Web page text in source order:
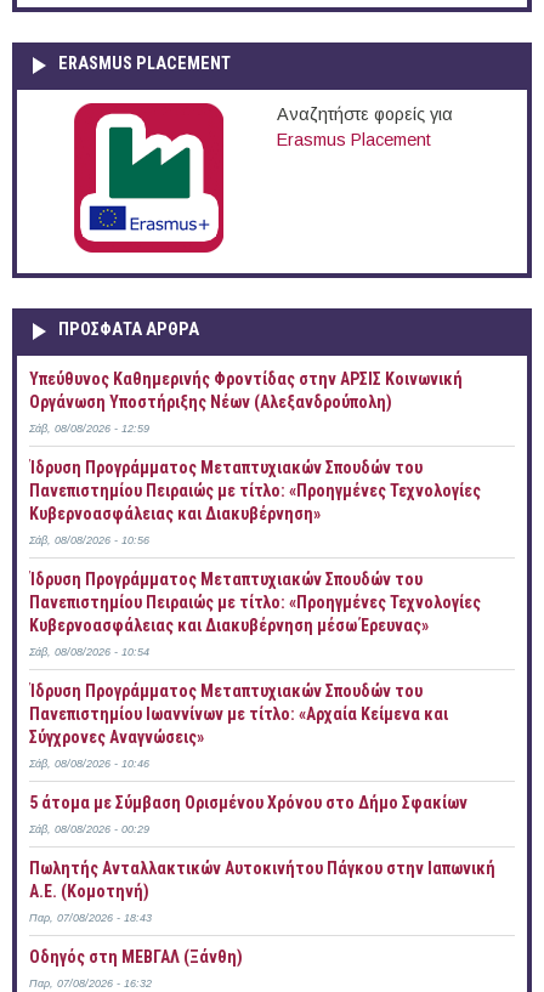
ERASMUS PLACEMENT
Αναζητήστε φορείς για
Erasmus Placement
ΠΡOΣΦΑΤΑ AΡΘΡΑ
Yπεύθυνος Καθημερινής Φροντίδας στην ΑΡΣΙΣ Κοινωνική
Οργάνωση Υποστήριξης Νέων (Αλεξανδρούπολη)
Σάβ, 08/08/2026 - 12:59
Ίδρυση Προγράμματος Μεταπτυχιακών Σπουδών του
Πανεπιστημίου Πειραιώς με τίτλο: «Προηγμένες Τεχνολογίες
Κυβερνοασφάλειας και Διακυβέρνηση»
Σάβ, 08/08/2026 - 10:56
Ίδρυση Προγράμματος Μεταπτυχιακών Σπουδών του
Πανεπιστημίου Πειραιώς με τίτλο: «Προηγμένες Τεχνολογίες
Κυβερνοασφάλειας και Διακυβέρνηση μέσω Έρευνας»
Σάβ, 08/08/2026 - 10:54
Ίδρυση Προγράμματος Μεταπτυχιακών Σπουδών του
Πανεπιστημίου Ιωαννίνων με τίτλο: «Αρχαία Κείμενα και
Σύγχρονες Αναγνώσεις»
Σάβ, 08/08/2026 - 10:46
5 άτομα με Σύμβαση Ορισμένου Χρόνου στο Δήμο Σφακίων
Σάβ, 08/08/2026 - 00:29
Πωλητής Ανταλλακτικών Αυτοκινήτου Πάγκου στην Ιαπωνική
Α.Ε. (Κομοτηνή)
Παρ, 07/08/2026 - 18:43
Οδηγός στη ΜΕΒΓΑΛ (Ξάνθη)
Παρ, 07/08/2026 - 16:32